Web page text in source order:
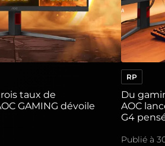
taux de
GAMING dévoile
RP
Du
AOC
G4
Publié à